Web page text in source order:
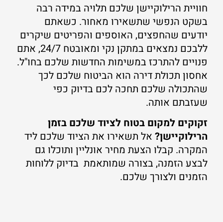
חוויית הרילוקיישן שלכם תלויה במידה רבה
בשקט הנפשי שתשאירו מאחור. כשאתם
יודעים שהחפצים, האוספים והפריטים שיקרים
ללבכם נמצאים במתקן נקי ומאובטח 24/7, אתם
פנויים להתרכז במשימות החדשות שלכם בחו"ל.
אחסון תכולת דירה הוא הביטוח שלכם לכך
שהתכולה שלכם תחכה לכם בדיוק כפי
שעזבתם אותה.
זקוקים למקום בטוח לציוד שלכם בזמן
הרילוקיישן? אל תשאירו את הציוד שלכם ליד
המקרה. קבלו הצעת מחיר אונליין ותוכלו גם
לבצע הזמנה, בצורה שמותאמת בדיוק ללוחות
הזמנים ולצורך שלכם.